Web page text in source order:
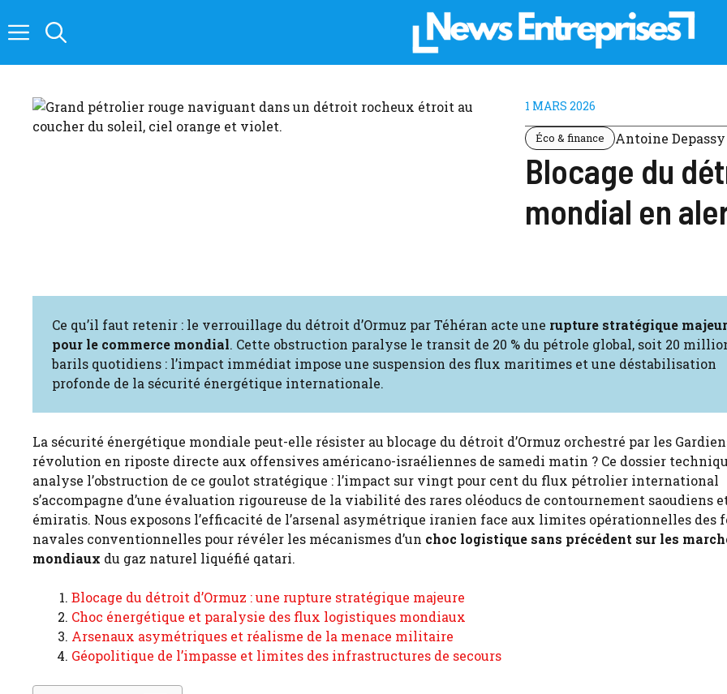
au
1 MARS 2026
Éco & finance Antoine Depassy
Blocage du
mondial en
Ce qu’il faut retenir : le verrouillage du détroit d’Ormuz par Téhéran acte une rupture stratégique
pour le commerce mondial. Cette obstruction paralyse le transit de 20 % du pétrole global, soit 20
barils quotidiens : l’impact immédiat impose une suspension des flux maritimes et une déstabilisation
profonde de la sécurité énergétique internationale.
La sécurité énergétique mondiale peut-elle résister au blocage du détroit d’Ormuz orchestré par les
révolution en riposte directe aux offensives américano-israéliennes de samedi matin ? Ce dossier
analyse l’obstruction de ce goulot stratégique : l’impact sur vingt pour cent du flux pétrolier international
s’accompagne d’une évaluation rigoureuse de la viabilité des rares oléoducs de contournement saoudiens
émiratis. Nous exposons l’efficacité de l’arsenal asymétrique iranien face aux limites opérationnelles des
navales conventionnelles pour révéler les mécanismes d’un choc logistique sans précédent sur les
mondiaux du gaz naturel liquéfié qatari.
Blocage du détroit d’Ormuz : une rupture stratégique majeure
Choc énergétique et paralysie des flux logistiques mondiaux
Arsenaux asymétriques et réalisme de la menace militaire
Géopolitique de l’impasse et limites des infrastructures de secours